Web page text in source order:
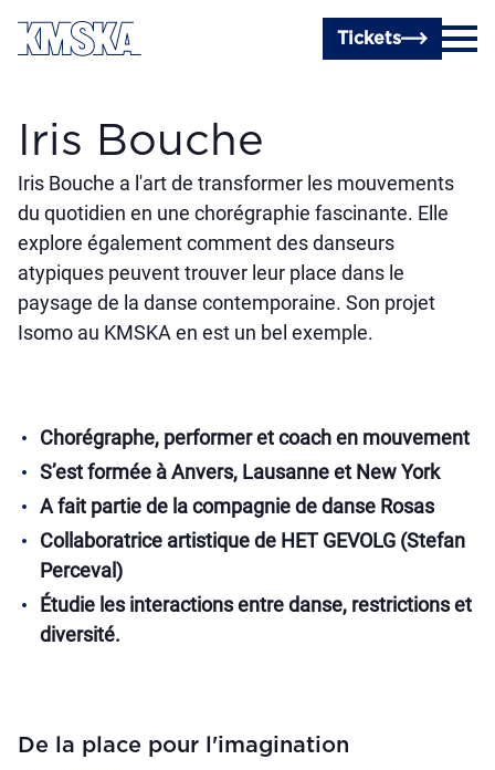
Passer au contenu principal
Tickets
Iris Bouche
Iris Bouche a l'art de transformer les mouvements
du quotidien en une chorégraphie fascinante. Elle
explore également comment des danseurs
atypiques peuvent trouver leur place dans le
paysage de la danse contemporaine. Son projet
Isomo au KMSKA en est un bel exemple.
Chorégraphe, performer et coach en mouvement
S’est formée à Anvers, Lausanne et New York
A fait partie de la compagnie de danse Rosas
Collaboratrice artistique de HET GEVOLG (Stefan
Perceval)
Étudie les interactions entre danse, restrictions et
diversité.
De la place pour l'imagination